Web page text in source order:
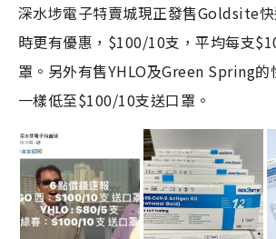
深水埗電子特賣城現正發售Goldsite
時更有優惠，$100/10支，平均每支
罩。另外有售YHLO及Green Spring的
一樣低至$100/10支送口罩。